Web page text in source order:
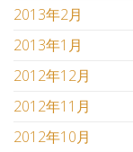
2013年2月
2013年1月
2012年12月
2012年11月
2012年10月